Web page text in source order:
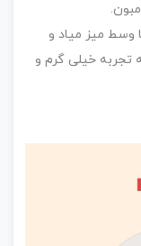
وسط میز میاد و
خیلی گرم و